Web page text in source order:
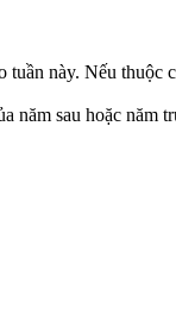
này. Nếu thuộc
năm sau hoặc năm